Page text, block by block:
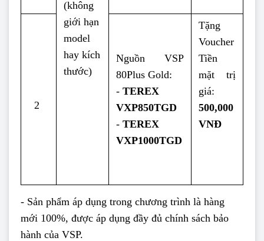
(không
giới hạn
model
hay kích
thước)
2
Nguồn VSP
80Plus Gold:
-TEREX
VXP850TGD
-TEREX
VXP1000TGD
Tặng
Voucher
Tiền
mặt trị
giá:
500,000
VNĐ
- Sản phẩm áp dụng trong chương trình là hàng
mới 100%, được áp dụng đầy đủ chính sách bảo
hành của VSP.